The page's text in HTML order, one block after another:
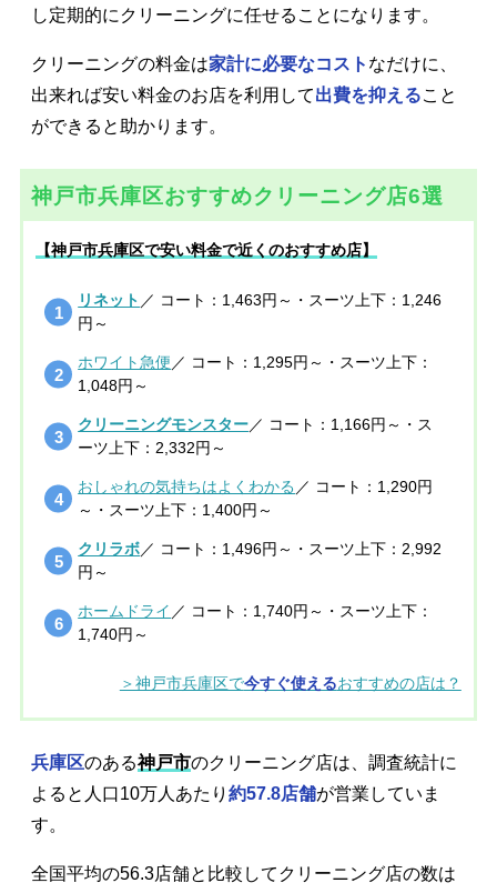
し定期的にクリーニングに任せることになります。
クリーニングの料金は家計に必要なコスト なだけに、
出来れば安い料金のお店を利用して出費を抑えること
ができると助かります。
神戸市兵庫区おすすめクリーニング店6選
【神戸市兵庫区で安い料金で近くのおすすめ店】
リネット ／ コート：1,463円～・スーツ上下：1,246
円～
ホワイト急便 ／ コート：1,295円～・スーツ上下：
1,048円～
クリーニングモンスター／ コート：1,166円～・ス
ーツ上下：2,332円～
おしゃれの気持ちはよくわかる ／ コート：1,290円
～・スーツ上下：1,400円～
クリラボ／ コート：1,496円～・スーツ上下：2,992
円～
ホームドライ ／ コート：1,740円～・スーツ上下：
1,740円～
＞神戸市兵庫区で今すぐ使えるおすすめの店は？
兵庫区のある神戸市のクリーニング店は、調査統計に
よると人口10万人あたり 約57.8店舗が営業していま
す。
全国平均の56.3店舗と比較してクリーニング店の数は